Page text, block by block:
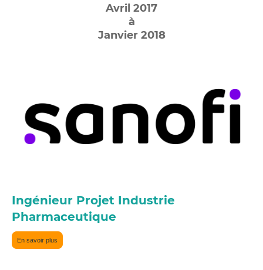
Avril 2017
à
Janvier 2018
Ingénieur Projet Industrie
Pharmaceutique
En savoir plus